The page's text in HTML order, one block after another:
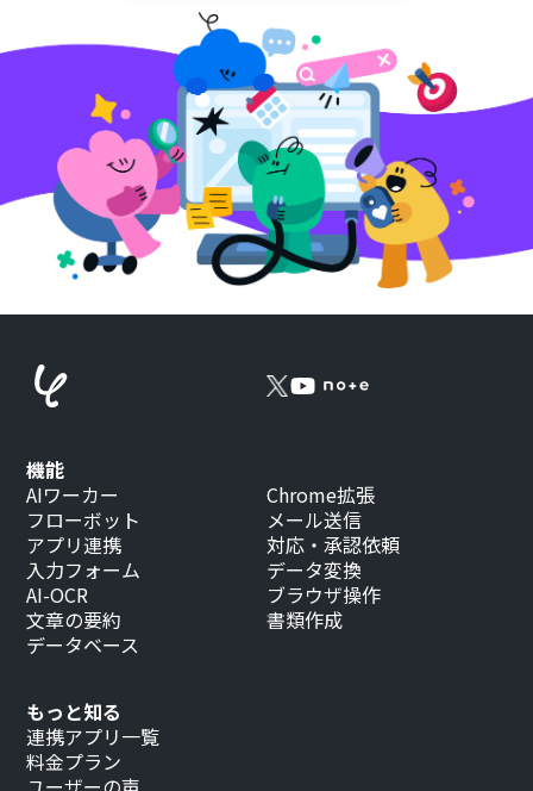
もっと知る
連携アプリ一覧
料金プラン
機能
AIワーカー
フローボット
アプリ連携
入力フォーム
AI-OCR
文章の要約
データベース
Chrome拡張
メール送信
対応・承認依頼
データ変換
ブラウザ操作
書類作成